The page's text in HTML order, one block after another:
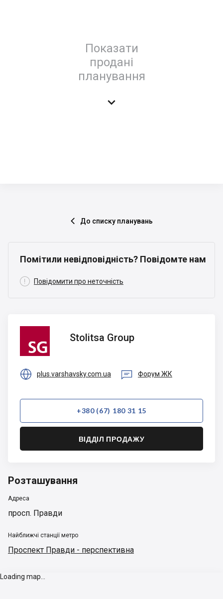
Показати
продані
планування

 До списку планувань
Помітили невідповідність? Повідомте нам
 Повідомити про неточність
Group
Stolitsa Group
 plus.varshavsky.com.ua  Форум ЖК
+380 (67) 180 31 15
ВІДДІЛ ПРОДАЖУ
Розташування
Адреса
просп. Правди
Найближчі станції метро
Проспект Правди - перспективна
Loading map...